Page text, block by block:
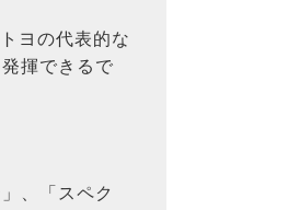
ヨの代表的な
揮できるで
、「スペク